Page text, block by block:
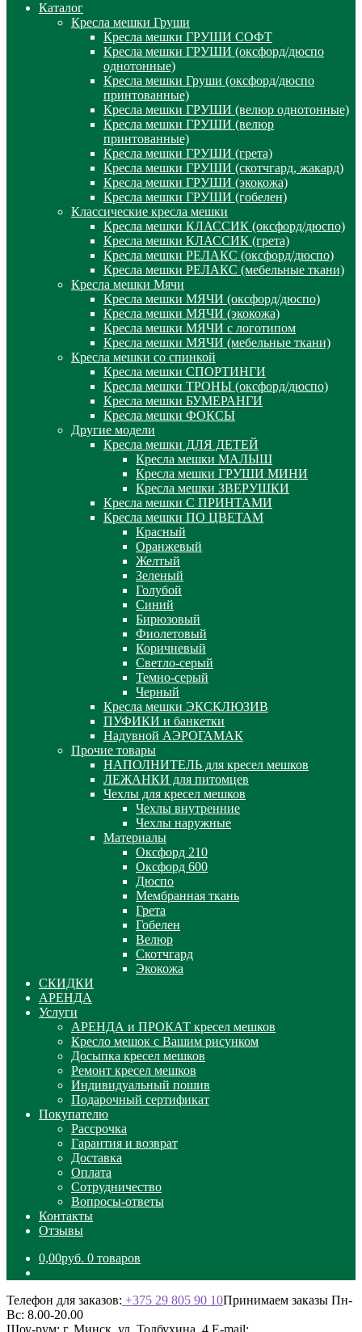
Каталог
Кресла мешки Груши
Кресла мешки ГРУШИ СОФТ
Кресла мешки ГРУШИ (оксфорд/дюспо
однотонные)
Кресла мешки Груши (оксфорд/дюспо
принтованные)
Кресла мешки ГРУШИ (велюр однотонные)
Кресла мешки ГРУШИ (велюр
принтованные)
Кресла мешки ГРУШИ (грета)
Кресла мешки ГРУШИ (скотчгард, жакард)
Кресла мешки ГРУШИ (экокожа)
Кресла мешки ГРУШИ (гобелен)
Классические кресла мешки
Кресла мешки КЛАССИК (оксфорд/дюспо)
Кресла мешки КЛАССИК (грета)
Креслa мешки РЕЛАКС (оксфорд/дюспо)
Креслa мешки РЕЛАКС (мебельные ткани)
Кресла мешки Мячи
Кресла мешки МЯЧИ (оксфорд/дюспо)
Кресла мешки МЯЧИ (экокожа)
Кресла мешки МЯЧИ с логотипом
Кресла мешки МЯЧИ (мебельные ткани)
Кресла мешки со спинкой
Кресла мешки СПОРТИНГИ
Кресла мешки ТРОНЫ (оксфорд/дюспо)
Кресла мешки БУМЕРАНГИ
Кресла мешки ФОКСЫ
Другие модели
Кресла мешки ДЛЯ ДЕТЕЙ
Кресла мешки МАЛЫШ
Кресла мешки ГРУШИ МИНИ
Кресла мешки ЗВЕРУШКИ
Кресла мешки С ПРИНТАМИ
Кресла мешки ПО ЦВЕТАМ
Красный
Оранжевый
Желтый
Зеленый
Голубой
Синий
Бирюзовый
Фиолетовый
Коричневый
Светло-серый
Темно-серый
Черный
Кресла мешки ЭКСКЛЮЗИВ
ПУФИКИ и банкетки
Надувной АЭРОГАМАК
Прочие товары
НАПОЛНИТЕЛЬ для кресел мешков
ЛЕЖАНКИ для питомцев
Чехлы для кресел мешков
Чехлы внутренние
Чехлы наружные
Материалы
Оксфорд 210
Оксфорд 600
Дюспо
Мембранная ткань
Грета
Гобелен
Велюр
Скотчгард
Экокожа
СКИДКИ
АРЕНДА
Услуги
АРЕНДА и ПРОКАТ кресел мешков
Кресло мешок с Вашим рисунком
Досыпка кресел мешков
Ремонт кресел мешков
Индивидуальный пошив
Подарочный сертификат
Покупателю
Рассрочка
Гарантия и возврат
Доставка
Оплата
Сотрудничество
Вопросы-ответы
Контакты
Отзывы
0,00руб. 0 товаров
Телефон для заказов: +375 29 805 90 10Принимаем заказы Пн-
Вс: 8.00-20.00
Шоу-рум: г. Минск, ул. Толбухина, 4 E-mail: